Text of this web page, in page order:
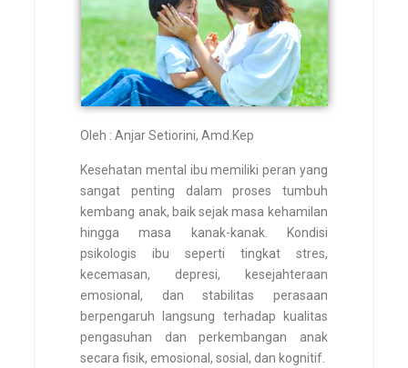
Oleh : Anjar Setiorini, Amd.Kep
Kesehatan mental ibu memiliki peran yang
sangat penting dalam proses tumbuh
kembang anak, baik sejak masa kehamilan
hingga masa kanak-kanak. Kondisi
psikologis ibu seperti tingkat stres,
kecemasan, depresi, kesejahteraan
emosional, dan stabilitas perasaan
berpengaruh langsung terhadap kualitas
pengasuhan dan perkembangan anak
secara fisik, emosional, sosial, dan kognitif.